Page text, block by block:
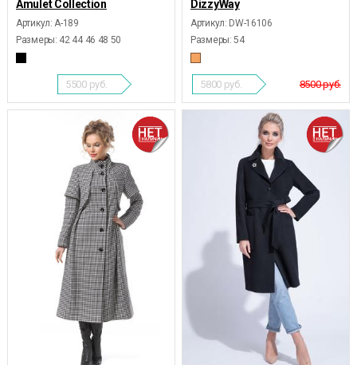
Amulet Collection
Артикул: А-189
Размеры: 42 44 46 48 50
5500 руб.
DizzyWay
Артикул: DW-16106
Размеры: 54
8500 руб.
5800 руб.